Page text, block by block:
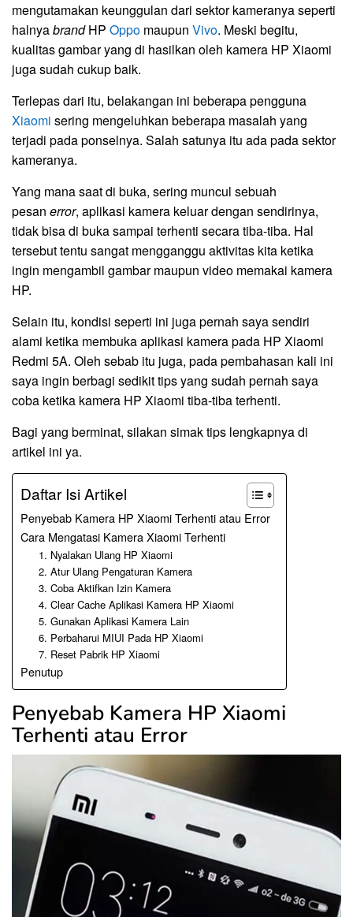
mengutamakan keunggulan dari sektor kameranya seperti
halnyabrandHP Oppo maupun Vivo. Meski begitu,
kualitas gambar yang di hasilkan oleh kamera HP Xiaomi
juga sudah cukup baik.
Terlepas dari itu, belakangan ini beberapa pengguna
Xiaomi sering mengeluhkan beberapa masalah yang
terjadi pada ponselnya. Salah satunya itu ada pada sektor
kameranya.
Yang mana saat di buka, sering muncul sebuah
pesan error, aplikasi kamera keluar dengan sendirinya,
tidak bisa di buka sampai terhenti secara tiba-tiba. Hal
tersebut tentu sangat mengganggu aktivitas kita ketika
ingin mengambil gambar maupun video memakai kamera
HP.
Selain itu, kondisi seperti ini juga pernah saya sendiri
alami ketika membuka aplikasi kamera pada HP Xiaomi
Redmi 5A. Oleh sebab itu juga, pada pembahasan kali ini
saya ingin berbagi sedikit tips yang sudah pernah saya
coba ketika kamera HP Xiaomi tiba-tiba terhenti.
Bagi yang berminat, silakan simak tips lengkapnya di
artikel ini ya.
Daftar Isi Artikel
Penyebab Kamera HP Xiaomi Terhenti atau Error
Cara Mengatasi Kamera Xiaomi Terhenti
1. Nyalakan Ulang HP Xiaomi
2. Atur Ulang Pengaturan Kamera
3. Coba Aktifkan Izin Kamera
4. Clear Cache Aplikasi Kamera HP Xiaomi
5. Gunakan Aplikasi Kamera Lain
6. Perbaharui MIUI Pada HP Xiaomi
7. Reset Pabrik HP Xiaomi
Penutup
Penyebab Kamera HP Xiaomi
Terhenti atau Error